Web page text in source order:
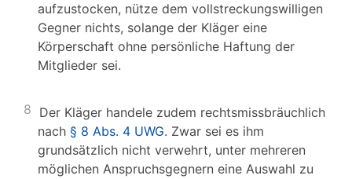
aufzustocken, nütze dem vollstreckungswilligen
Gegner nichts, solange der Kläger eine
Körperschaft ohne persönliche Haftung der
Mitglieder sei.
8 Der Kläger handele zudem rechtsmissbräuchlich
nach § 8 Abs. 4 UWG. Zwar sei es ihm
grundsätzlich nicht verwehrt, unter mehreren
möglichen Anspruchsgegnern eine Auswahl zu